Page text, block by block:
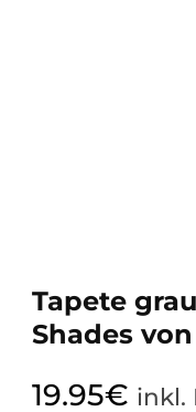
Tapete
Shades
19.95€ inkl.